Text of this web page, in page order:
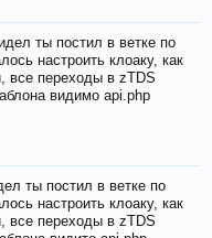
ты постил в ветке по
настроить клоаку, как
все переходы в zTDS
видимо api.php
ты постил в ветке по
настроить клоаку, как
все переходы в zTDS